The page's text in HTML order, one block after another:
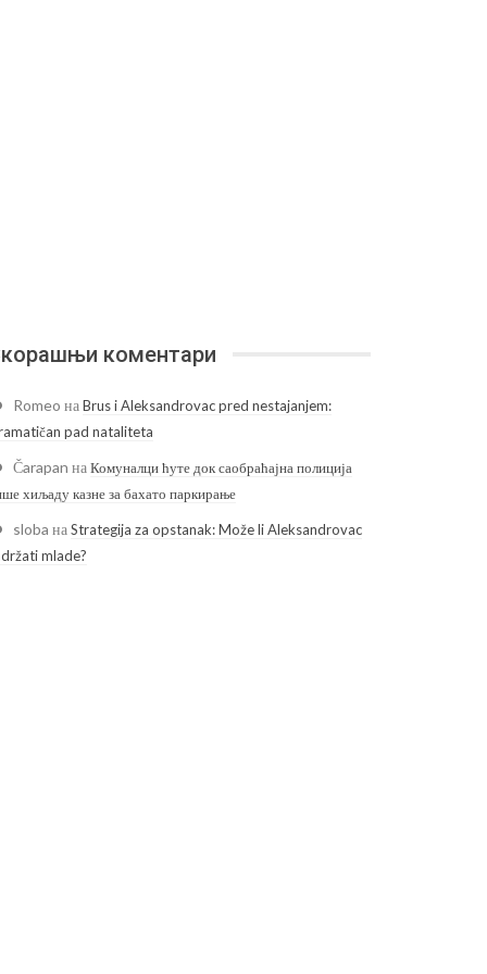
коментари
Romeo наBrus i Aleksandrovac pred nestajanjem:
pad nataliteta
Čarapan наКомуналци ћуте док саобраћајна полиција
хиљаду казне за бахато паркирање
sloba наStrategija za opstanak: Može li Aleksandrovac
mlade?